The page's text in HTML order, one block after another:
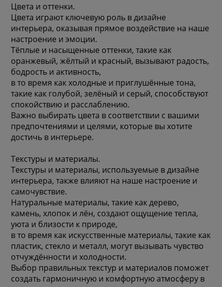
Цвета и оттенки.
Цвета играют ключевую роль в дизайне
интерьера, оказывая прямое воздействие на наше
настроение и эмоции.
Тёплые и насыщенные оттенки, такие как
оранжевый, жёлтый и красный, вызывают радость,
бодрость и активность,
в то время как холодные и приглушённые тона,
такие как голубой, зелёный и серый, способствуют
спокойствию и расслаблению.
Важно выбирать цвета в соответствии с вашими
предпочтениями и целями, которые вы хотите
достичь в интерьере.
Текстуры и материалы.
Текстуры и материалы, используемые в дизайне
интерьера, также влияют на наше настроение и
самочувствие.
Натуральные материалы, такие как дерево,
камень, хлопок и лён, создают ощущение тепла,
уюта и близости к природе,
в то время как искусственные материалы, такие как
пластик, стекло и металл, могут вызывать чувство
отчуждённости и холодности.
Выбор правильных текстур и материалов поможет
создать гармоничную и комфортную атмосферу в